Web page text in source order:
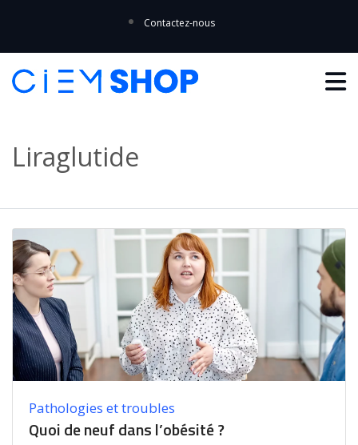
Contactez-nous
Liraglutide
Pathologies et troubles
Quoi de neuf dans l’obésité ?